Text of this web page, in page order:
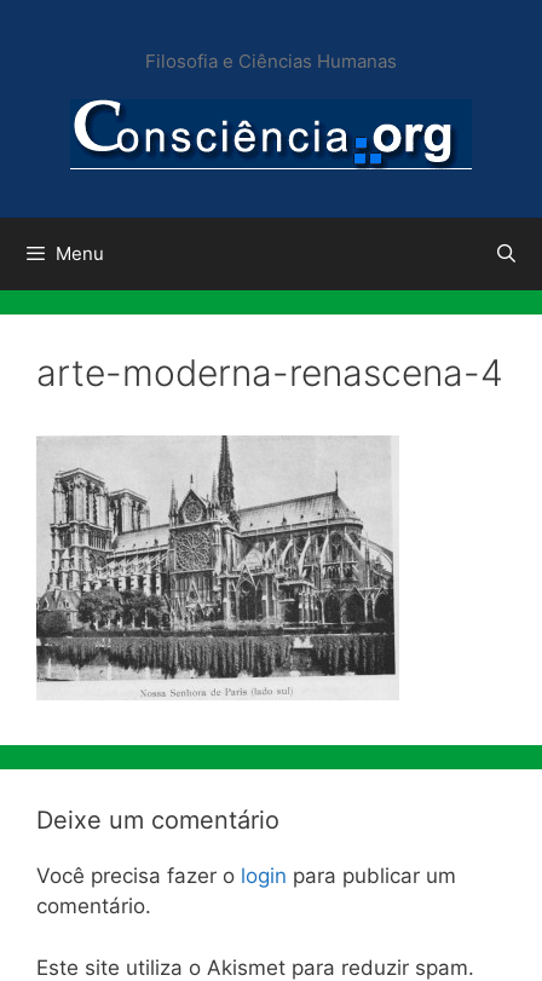
conteúdo
Filosofia e Ciências Humanas
Menu
arte-moderna-renascena-4
Deixe um comentário
Você precisa fazer o login para publicar um
comentário.
Este site utiliza o Akismet para reduzir spam.